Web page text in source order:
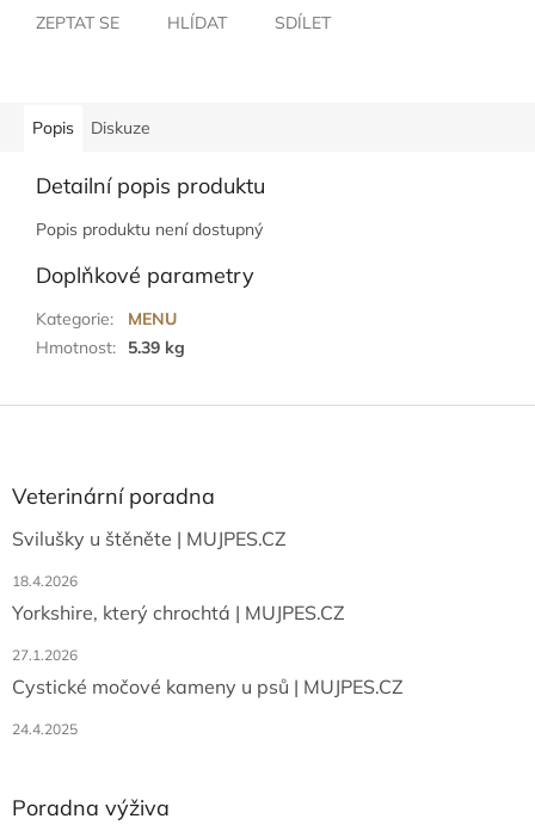
ZEPTAT SE HLÍDAT SDÍLET
Popis Diskuze
Detailní popis produktu
Popis produktu není dostupný
Doplňkové parametry
Kategorie:
MENU
Hmotnost: 5.39 kg
aVeterinární poradna
Svilušky u štěněte | MUJPES.CZ
18.4.2026
Yorkshire, který chrochtá | MUJPES.CZ
27.1.2026
Cystické močové kameny u psů | MUJPES.CZ
24.4.2025
Poradna výživa